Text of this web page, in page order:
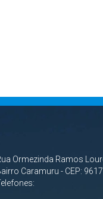
Ormezinda Ramos
Caramuru - CEP: